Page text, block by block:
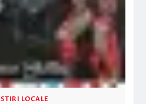
STIRI LOCALE